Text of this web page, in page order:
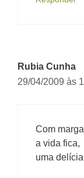
Rubia Cunha
29/04/2009 às
Com
a vida fica,
uma